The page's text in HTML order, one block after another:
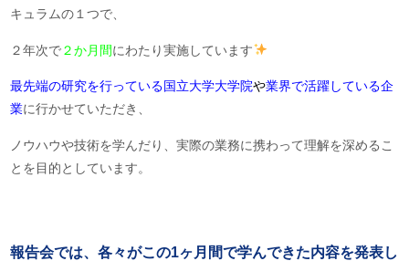
キュラムの１つで、
２年次で２か月間にわたり実施しています
最先端の研究を行っている国立大学大学院や業界で活躍している企
業に行かせていただき、
ノウハウや技術を学んだり、実際の業務に携わって理解を深めるこ
とを目的としています。
報告会では、各々がこの1ヶ月間で学んできた内容を発表し